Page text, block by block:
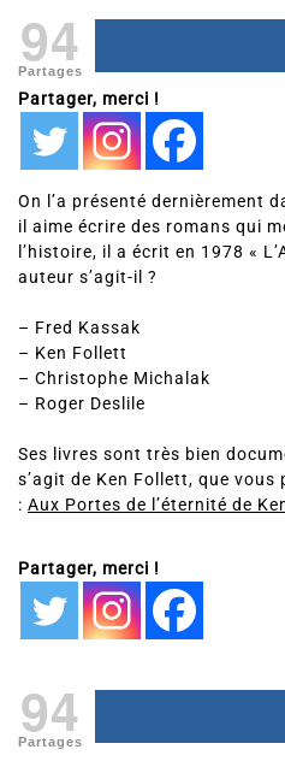
94
Partages
Partager, merci !
On l’a présenté dernièrement
il aime écrire des romans qui
l’histoire, il a écrit en 1978 «
auteur s’agit-il ?
– Fred Kassak
– Ken Follett
– Christophe Michalak
– Roger Deslile
Ses livres sont très bien
s’agit de Ken Follett, que
: Aux Portes de l’éternité de
Partager, merci !
94
Partages